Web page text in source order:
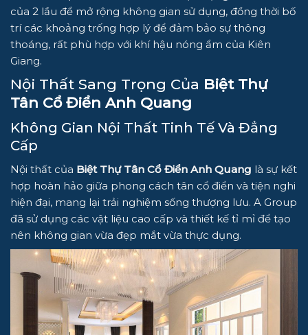
của 2 lầu để mở rộng không gian sử dụng, đồng thời bố
trí các khoảng trống hợp lý để đảm bảo sự thông
thoáng, rất phù hợp với khí hậu nóng ẩm của Kiên
Giang.
Nội Thất Sang Trọng Của Biệt Thự
Tân Cổ Điển Anh Quang
Không Gian Nội Thất Tinh Tế Và Đẳng
Cấp
Nội thất của Biệt Thự Tân Cổ Điển Anh Quang là sự kết
hợp hoàn hảo giữa phong cách tân cổ điển và tiện nghi
hiện đại, mang lại trải nghiệm sống thượng lưu. A Group
đã sử dụng các vật liệu cao cấp và thiết kế tỉ mỉ để tạo
nên không gian vừa đẹp mắt vừa thực dụng.